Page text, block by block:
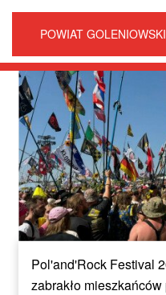
POWIAT GOLENIOWSKI
Pol'and'Rock Festival
zabrakło